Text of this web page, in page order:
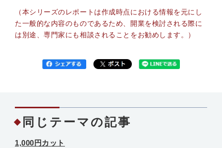
（本シリーズのレポートは作成時点における情報を元にし
た一般的な内容のものであるため、開業を検討される際に
は別途、専門家にも相談されることをお勧めします。）
同じテーマの記事
1,000円カット